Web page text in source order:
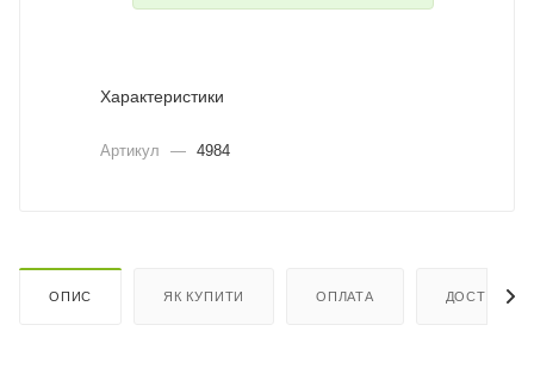
Характеристики
Артикул — 4984
ОПИС ЯК КУПИТИ ОПЛАТА ДОСТАВКА